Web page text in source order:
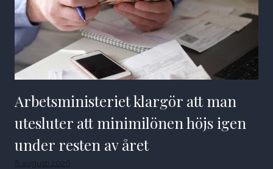
Arbetsministeriet klargör att man
utesluter att minimilönen höjs igen
under resten av året
8 augusti 2026